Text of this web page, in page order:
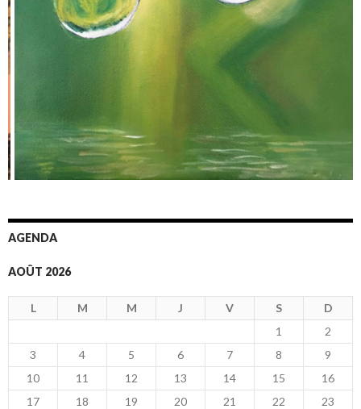
AGENDA
AOÛT 2026
L M M J V S
D
1
2
3
4 5 6 7 8
9
10
11 12 13 14 15
16
17
18 19 20 21 22
23